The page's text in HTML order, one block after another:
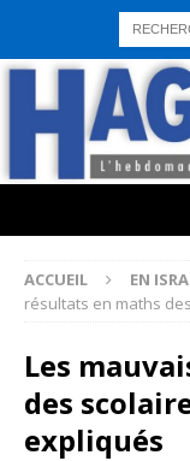
sohbet hattı numarası
sohbet hattı numaralar
numaraları sohbet hattı
sohbet hattı
sex sohbet hattı
yeni casino siteleri
ACCUEIL EN
résultats en maths
Les
des
expliqués